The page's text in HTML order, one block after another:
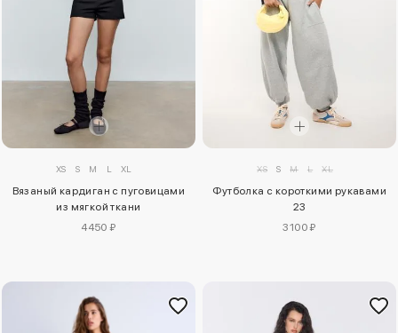
XS S M L XL
Вязаный кардиган с пуговицами
из мягкой ткани
4450 ₽
XS S M L XL
Футболка с короткими рукавами
23
3100 ₽